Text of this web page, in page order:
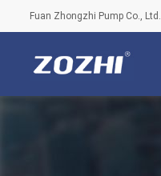
Fuan Zhongzhi Pump Co., Ltd.